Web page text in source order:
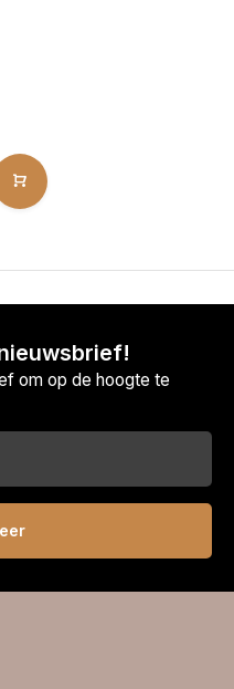
om op de hoogte te